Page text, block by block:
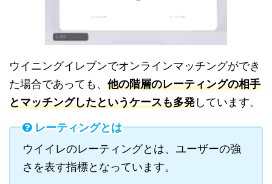
ウイニングイレブンでオンラインマッチングができ
た場合であっても、 他の階層のレーティングの相手
とマッチングしたというケースも多発しています。
レーティングとは
ウイイレのレーティングとは、ユーザーの強
さを表す指標となっています。